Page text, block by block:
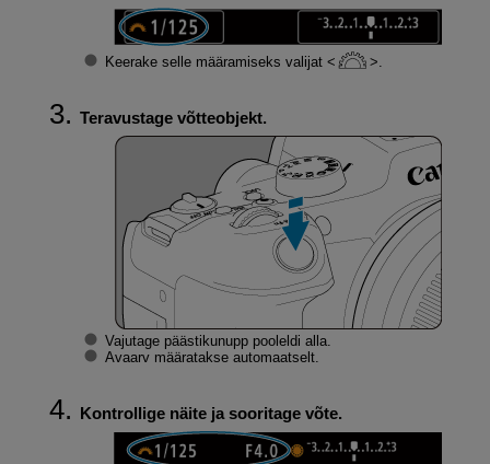
Keerake selle määramiseks valijat .
Teravustage võtteobjekt.
Vajutage päästikunupp pooleldi alla.
Avaarv määratakse automaatselt.
Kontrollige näite ja sooritage võte.